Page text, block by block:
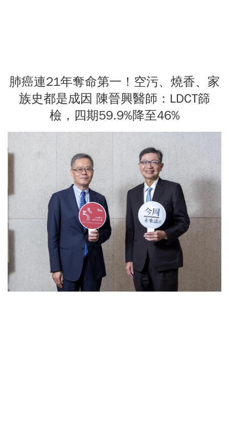
肺癌連21年奪命第一！空污、燒香、家
族史都是成因 陳晉興醫師：LDCT篩
檢，四期59.9%降至46%